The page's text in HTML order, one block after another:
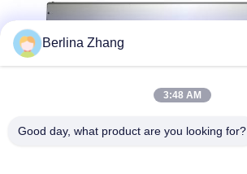
Berlina Zhang
3:48 AM
Good day, what product are you looking for?